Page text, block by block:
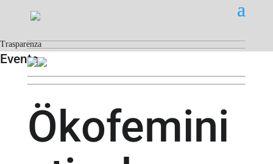
Trasparenza
Events
Ökofemini